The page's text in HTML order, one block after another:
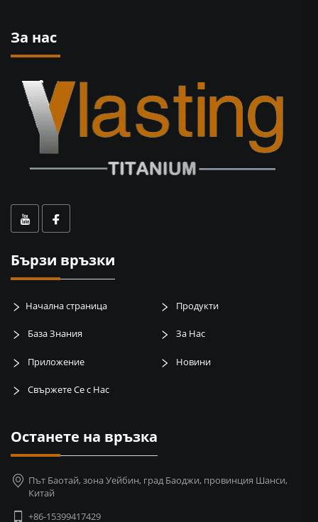
За нас
Бързи връзки
Начална страница Продукти
База Знания За Нас
Приложение Новини
Свържете Се с Нас
Останете на връзка
Път Баотай, зона Уейбин, град Баоджи, провинция Шанси,
Китай
+86-15399417429